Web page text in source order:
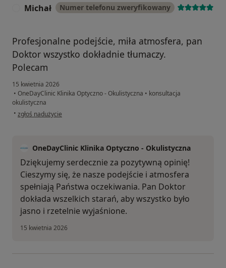
Michał Numer telefonu zweryfikowany
Profesjonalne podejście, miła atmosfera, pan
Doktor wszystko dokładnie tłumaczy.
Polecam
15 kwietnia 2026
• OneDayClinic Klinika Optyczno - Okulistyczna • konsultacja
okulistyczna
• w opinii użytkownika Michał
zgłoś nadużycie
OneDayClinic Klinika Optyczno - Okulistyczna
Dziękujemy serdecznie za pozytywną opinię!
Cieszymy się, że nasze podejście i atmosfera
spełniają Państwa oczekiwania. Pan Doktor
dokłada wszelkich starań, aby wszystko było
jasno i rzetelnie wyjaśnione.
15 kwietnia 2026